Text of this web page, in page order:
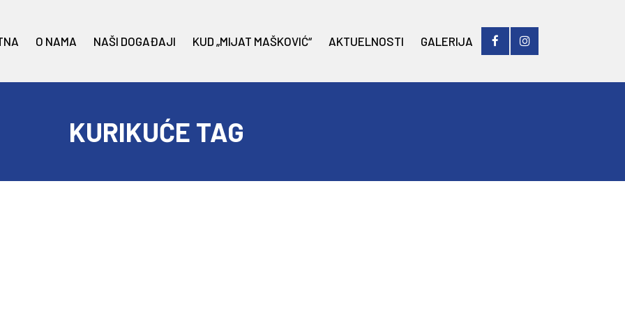
O NAMA NAŠI DOGAĐAJI KUD „MIJAT MAŠKOVIĆ“ AKTUELNOSTI GALERIJA
KURIKUĆE TAG